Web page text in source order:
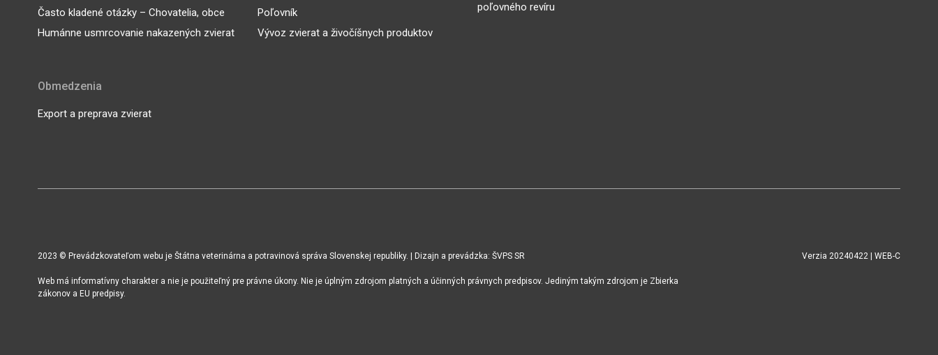
Často kladené otázky – Chovatelia, obce
Humánne usmrcovanie nakazených zvierat
Obmedzenia
Export a preprava zvierat
Poľovník
Vývoz zvierat a živočíšnych produktov
poľovného revíru
2023 © Prevádzkovateľom webu je Štátna veterinárna a potravinová správa Slovenskej republiky. | Dizajn a prevádzka: ŠVPS SR
Web má informatívny charakter a nie je použiteľný pre právne úkony. Nie je úplným zdrojom platných a účinných právnych predpisov. Jediným takým zdrojom je Zbierka
zákonov a EU predpisy.
Verzia 20240422 | WEB-C